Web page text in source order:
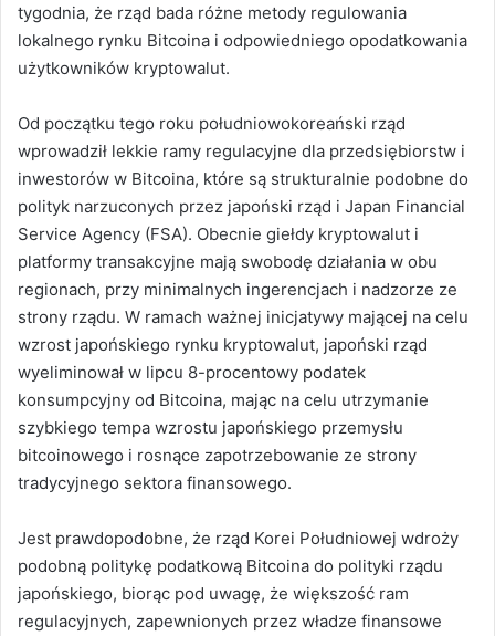
tygodnia, że ​​rząd bada różne metody regulowania
lokalnego rynku Bitcoina i odpowiedniego opodatkowania
użytkowników kryptowalut.
Od początku tego roku południowokoreański rząd
wprowadził lekkie ramy regulacyjne dla przedsiębiorstw i
inwestorów w Bitcoina, które są strukturalnie podobne do
polityk narzuconych przez japoński rząd i Japan Financial
Service Agency (FSA). Obecnie giełdy kryptowalut i
platformy transakcyjne mają swobodę działania w obu
regionach, przy minimalnych ingerencjach i nadzorze ze
strony rządu. W ramach ważnej inicjatywy mającej na celu
wzrost japońskiego rynku kryptowalut, japoński rząd
wyeliminował w lipcu 8-procentowy podatek
konsumpcyjny od Bitcoina, mając na celu utrzymanie
szybkiego tempa wzrostu japońskiego przemysłu
bitcoinowego i rosnące zapotrzebowanie ze strony
tradycyjnego sektora finansowego.
Jest prawdopodobne, że rząd Korei Południowej wdroży
podobną politykę podatkową Bitcoina do polityki rządu
japońskiego, biorąc pod uwagę, że większość ram
regulacyjnych, zapewnionych przez władze finansowe